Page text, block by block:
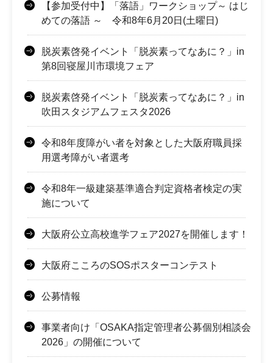
【参加受付中】「落語」ワークショップ～ はじ
めての落語 ～ 令和8年6月20日(土曜日)
脱炭素啓発イベント「脱炭素ってなあに？」in
第8回寝屋川市環境フェア
脱炭素啓発イベント「脱炭素ってなあに？」in
吹田スタジアムフェスタ2026
令和8年度障がい者を対象とした大阪府職員採
用選考障がい者選考
令和8年一級建築基準適合判定資格者検定の実
施について
大阪府公立高校進学フェア2027を開催します！
大阪府こころのSOSポスターコンテスト
公募情報
事業者向け「OSAKA指定管理者公募個別相談会
2026」の開催について